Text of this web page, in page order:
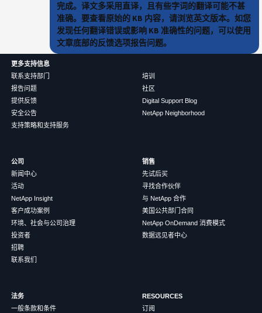
完成。译文多采用直译，且有些字词的翻译可能不甚
准确。要查看原始的 KB 内容，请浏览英文版本。如您
发现任何翻译错误或影响 KB 准确性的问题，可以使用
文章底部的反馈选项报告问题。
更多支持信息
联系支持部门
报告问题
提供反馈
安全公告
支持策略和支持服务
培训
社区
Digital Support Blog
NetApp Neighborhood
公司
新闻中心
活动
NetApp Insight
客户成功案例
环境、社会与公司治理
投资者
招聘
联系我们
销售
先试后买
寻找合作伙伴
与 NetApp 合作
美国公共部门合同
NetApp OnDemand 消费模式
数据远见者中心
法务
一般条款和条件
RESOURCES
订阅